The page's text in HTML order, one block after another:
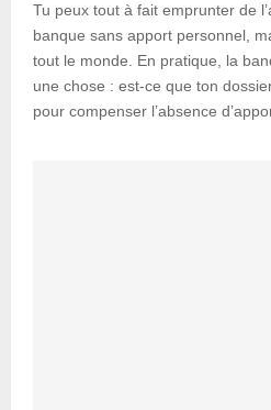
Tu peux tout à fait emprunter de
banque sans apport personnel,
tout le monde. En pratique, la
une chose : est-ce que ton
pour compenser l’absence